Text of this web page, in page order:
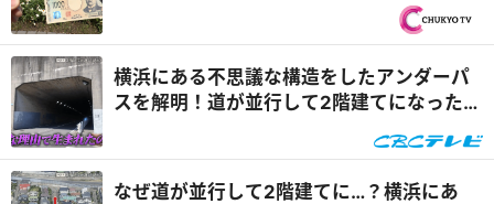
横浜にある不思議な構造をしたアンダーパ
スを解明！道が並行して2階建てになったワ
なぜ道が並行して2階建てに…？横浜にあ